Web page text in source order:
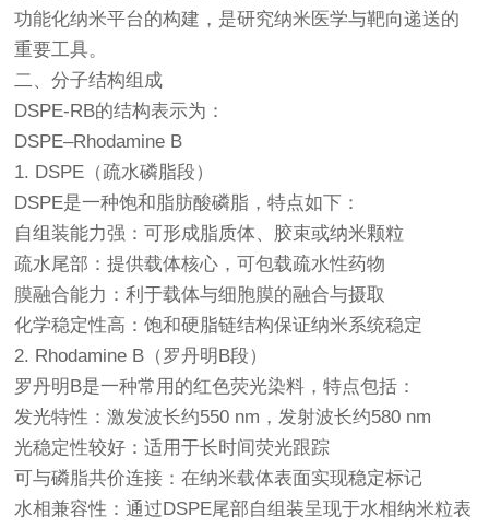
功能化纳米平台的构建，是研究纳米医学与靶向递送的
重要工具。
二、分子结构组成
DSPE-RB的结构表示为：
DSPE–Rhodamine B
1. DSPE（疏水磷脂段）
DSPE是一种饱和脂肪酸磷脂，特点如下：
自组装能力强：可形成脂质体、胶束或纳米颗粒
疏水尾部：提供载体核心，可包载疏水性药物
膜融合能力：利于载体与细胞膜的融合与摄取
化学稳定性高：饱和硬脂链结构保证纳米系统稳定
2. Rhodamine B（罗丹明B段）
罗丹明B是一种常用的红色荧光染料，特点包括：
发光特性：激发波长约550 nm，发射波长约580 nm
光稳定性较好：适用于长时间荧光跟踪
可与磷脂共价连接：在纳米载体表面实现稳定标记
水相兼容性：通过DSPE尾部自组装呈现于水相纳米粒表